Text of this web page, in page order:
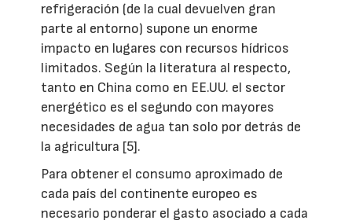
refrigeración (de la cual devuelven gran
parte al entorno) supone un enorme
impacto en lugares con recursos hídricos
limitados. Según la literatura al respecto,
tanto en China como en EE.UU. el sector
energético es el segundo con mayores
necesidades de agua tan solo por detrás de
la agricultura [5].
Para obtener el consumo aproximado de
cada país del continente europeo es
necesario ponderar el gasto asociado a cada